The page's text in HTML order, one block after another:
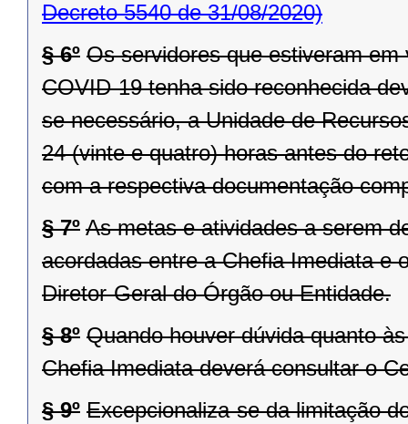
Decreto 5540 de 31/08/2020)
§ 6º Os servidores que estiveram
COVID-19 tenha sido reconhecida
se necessário, a Unidade de
24 (vinte e quatro) horas antes do
com a respectiva documentação
§ 7º As metas e atividades a serem
acordadas entre a Chefia Imediata e
Diretor-Geral do Órgão ou Entidade.
§ 8º Quando houver dúvida quanto
Chefia Imediata deverá consultar o
§ 9º Excepcionaliza-se da limitação